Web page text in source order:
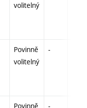
volitelný
Povinně
volitelný
-
Povinně
-